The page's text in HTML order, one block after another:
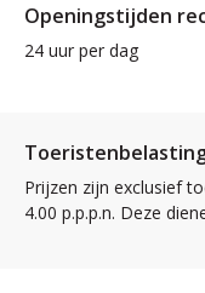
Openingstijden
24 uur per dag
Prijzen zijn exclusief
4.00 p.p.p.n. Deze